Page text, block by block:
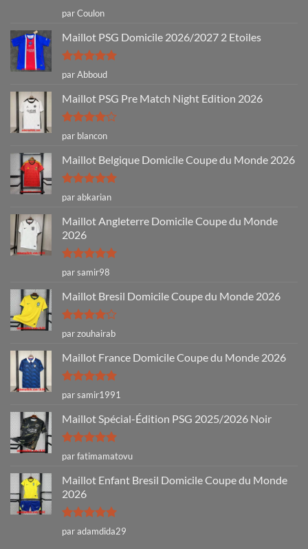
Note5sur
5
par Coulon
Maillot PSG Domicile 2026/2027 2 Etoiles
Note5sur
5
par Abboud
Maillot PSG Pre Match Night Edition 2026
Note4
sur 5
par blancon
Maillot Belgique Domicile Coupe du Monde 2026
Note5sur
5
par abkarian
Maillot Angleterre Domicile Coupe du Monde
2026
Note5sur
5
par samir98
Maillot Bresil Domicile Coupe du Monde 2026
Note4
sur 5
par zouhairab
Maillot France Domicile Coupe du Monde 2026
Note5sur
5
par samir1991
Maillot Spécial-Édition PSG 2025/2026 Noir
Note5sur
5
par fatimamatovu
Maillot Enfant Bresil Domicile Coupe du Monde
2026
Note5sur
5
par adamdida29